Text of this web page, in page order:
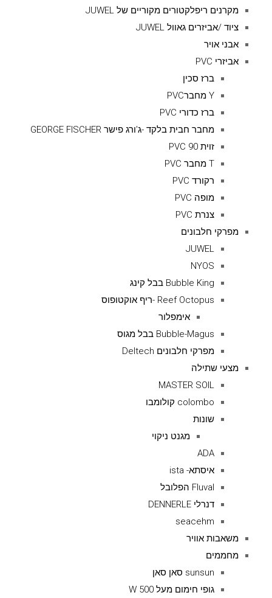
מקרנים ריפלקטורים מקוריים של JUWEL
ציוד /אביזרים גאוול JUWEL
אבני אויר
אביזרי PVC
ברז סכין
Y מחברPVC
ברז כדורי PVC
מחבר חבית בלקד -ג'ורג פישר GEORGE FISCHER
זוית 90 PVC
T מחבר PVC
רקורד PVC
מופה PVC
צנרת PVC
מפרקי חלבונים
JUWEL
NYOS
Bubble King בבל קינג
Reef Octopus -ריף אוקטופוס
אימפלור
Bubble-Magus בבל מגוס
מפרקי חלבונים Deltech
מצעי שתילה
MASTER SOIL
colombo קולומבו
שונות
מגנט ניקוי
ADA
איסתא- ista
Fluval הפלובל
דנרלי DENNERLE
seacehm
משאבות אוויר
מחממים
sunsun סאן סאן
גופי חימום מעל 500 W